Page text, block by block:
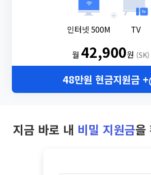
인터넷 500M
+
TV
월 42,900원 (SK)
48만원 현금지원금
지금 바로 내 비밀 지원금을